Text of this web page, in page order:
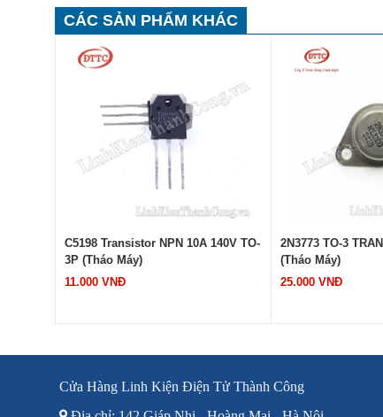
CÁC SẢN PHẨM KHÁC
C5198 Transistor NPN 10A 140V TO-
3P (Tháo Máy)
11.000 VNĐ
2N3773 TO-3
(Tháo Máy)
25.000 VNĐ
Cửa Hàng Linh Kiện Điện Tử Thành Công